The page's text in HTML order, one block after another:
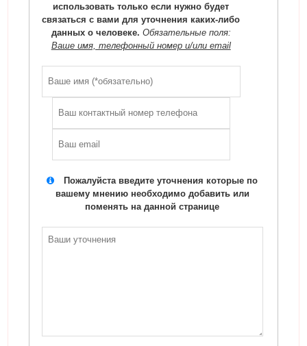
использовать только если нужно будет
связаться с вами для уточнения каких-либо
данных о человеке. Обязательные поля:
Ваше имя, телефонный номер и/или email
Пожалуйста введите уточнения которые по
вашему мнению необходимо добавить или
поменять на данной странице